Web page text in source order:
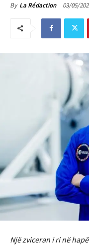
By La Rédaction 03/05/
Një zviceran i ri në